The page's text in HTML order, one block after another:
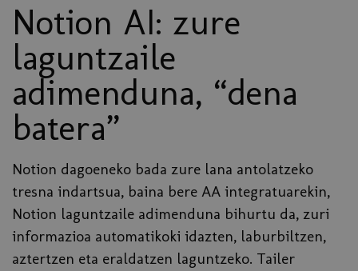
Notion AI: zure
laguntzaile
adimenduna, “dena
batera”
Notion dagoeneko bada zure lana antolatzeko
tresna indartsua, baina bere AA integratuarekin,
Notion laguntzaile adimenduna bihurtu da, zuri
informazioa automatikoki idazten, laburbiltzen,
aztertzen eta eraldatzen laguntzeko. Tailer